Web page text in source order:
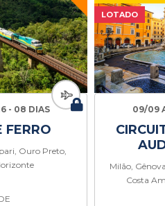
- 08 DIAS
FERRO
Ouro Preto,
LOTADO
09/09
Milão,
Costa